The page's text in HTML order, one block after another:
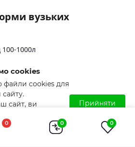
0 0
0
вузьких
100-1000л
- від 100-500л.
вузькою ємністю
внутрішні стінки ємності 1-2 рази
cookies
файли cookies для
сайт, ви
у
Умовах
Прийняти